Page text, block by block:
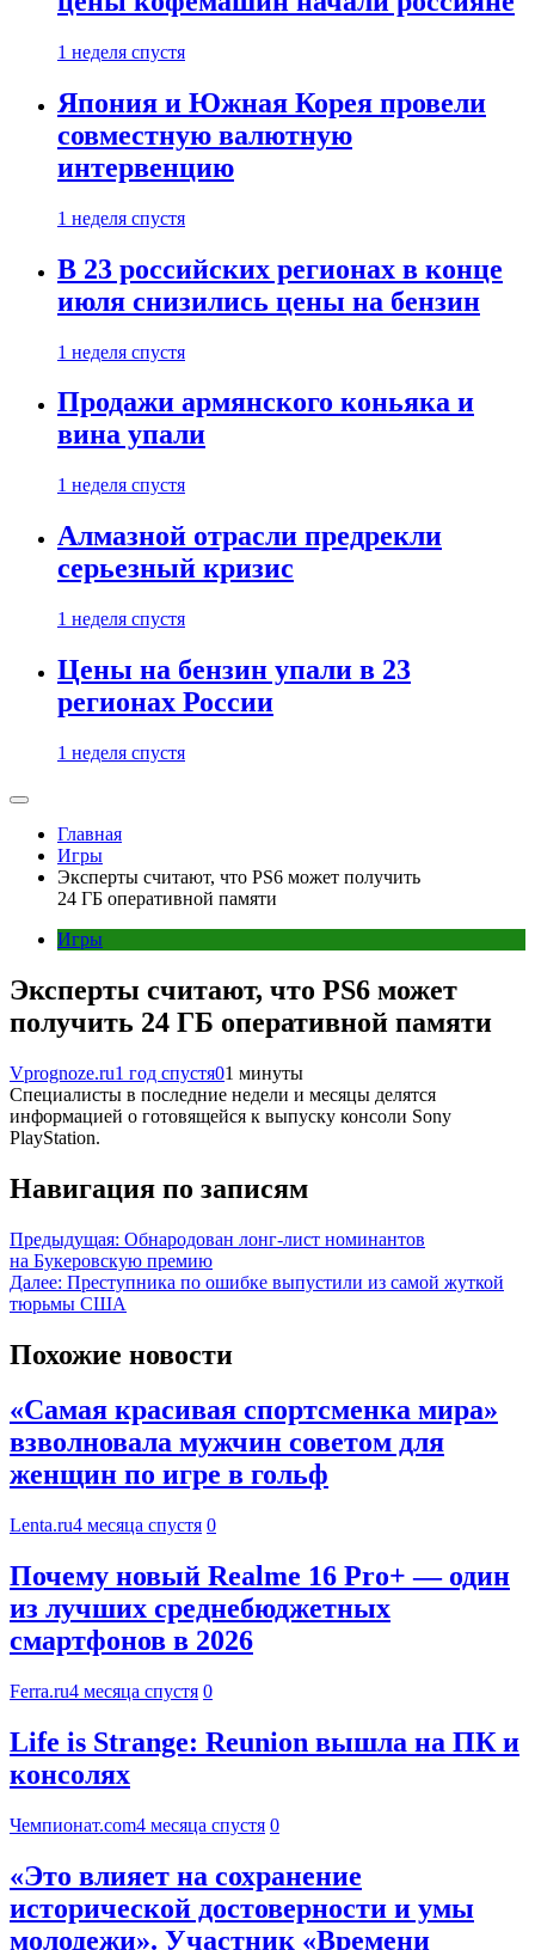
1 неделя спустя
Япония и Южная Корея провели
совместную валютную
интервенцию
1 неделя спустя
В 23 российских регионах в конце
июля снизились цены на бензин
1 неделя спустя
Продажи армянского коньяка и
вина упали
1 неделя спустя
Алмазной отрасли предрекли
серьезный кризис
1 неделя спустя
Цены на бензин упали в 23
регионах России
1 неделя спустя
Главная
Игры
Эксперты считают, что PS6 может получить
24 ГБ оперативной памяти
Игры
Эксперты считают, что PS6 может
получить 24 ГБ оперативной памяти
Vprognoze.ru1 год спустя01 минуты
Специалисты в последние недели и месяцы делятся
информацией о готовящейся к выпуску консоли Sony
PlayStation.
Навигация по записям
Предыдущая: Обнародован лонг-лист номинантов
на Букеровскую премию
Далее: Преступника по ошибке выпустили из самой жуткой
тюрьмы США
Похожие новости
«Самая красивая спортсменка мира»
взволновала мужчин советом для
женщин по игре в гольф
Lenta.ru4 месяца спустя 0
Почему новый Realme 16 Pro+ — один
из лучших среднебюджетных
смартфонов в 2026
Ferra.ru4 месяца спустя 0
Life is Strange: Reunion вышла на ПК и
консолях
Чемпионат.com4 месяца спустя 0
«Это влияет на сохранение
исторической достоверности и умы
молодежи». Участник «Времени